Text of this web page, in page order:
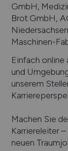
GmbH,
Brot GmbH,
Maschinen-
Einfach online
und
unserem
Machen Sie
Karriereleiter
neuen